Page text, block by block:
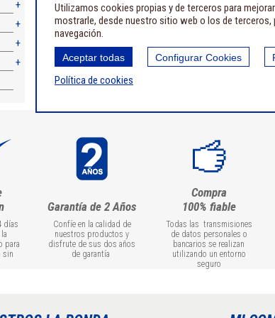
días
para
sin
Garantía de 2 Años
Confíe en la calidad de
nuestros productos y
disfrute de sus dos años
de garantía
Compra
100% fiable
Todas las transmisiones
de datos personales o
bancarios se realizan
utilizando un entorno
seguro
Utilizamos cookies propias y de terceros para
mostrarle, desde nuestro sitio web o los de terceros,
navegación.
Aceptar todas Configurar Cookies
Política de cookies